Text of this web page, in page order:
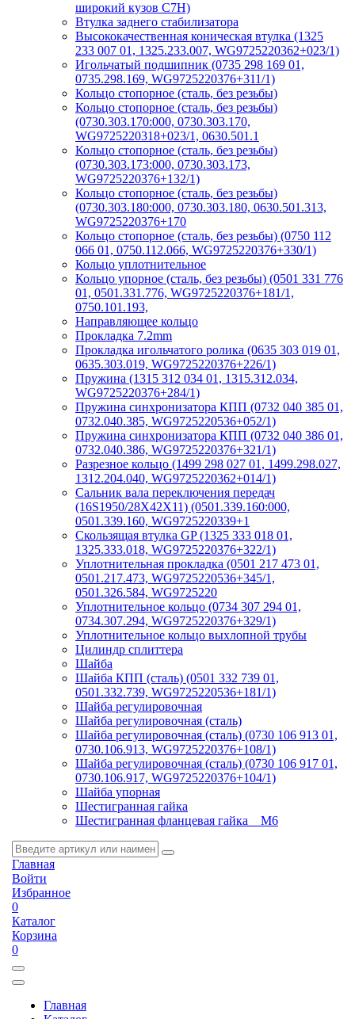
широкий кузов C7H)
Втулка заднего стабилизатора
Высококачественная коническая втулка (1325
233 007 01, 1325.233.007, WG9725220362+023/1)
Игольчатый подшипник (0735 298 169 01,
0735.298.169, WG9725220376+311/1)
Кольцо стопорное (сталь, без резьбы)
Кольцо стопорное (сталь, без резьбы)
(0730.303.170:000, 0730.303.170,
WG9725220318+023/1, 0630.501.1
Кольцо стопорное (сталь, без резьбы)
(0730.303.173:000, 0730.303.173,
WG9725220376+132/1)
Кольцо стопорное (сталь, без резьбы)
(0730.303.180:000, 0730.303.180, 0630.501.313,
WG9725220376+170
Кольцо стопорное (сталь, без резьбы) (0750 112
066 01, 0750.112.066, WG9725220376+330/1)
Кольцо уплотнительное
Кольцо упорное (сталь, без резьбы) (0501 331 776
01, 0501.331.776, WG9725220376+181/1,
0750.101.193,
Направляющее кольцо
Прокладка 7.2mm
Прокладка игольчатого ролика (0635 303 019 01,
0635.303.019, WG9725220376+226/1)
Пружина (1315 312 034 01, 1315.312.034,
WG9725220376+284/1)
Пружина синхронизатора КПП (0732 040 385 01,
0732.040.385, WG9725220536+052/1)
Пружина синхронизатора КПП (0732 040 386 01,
0732.040.386, WG9725220376+321/1)
Разрезное кольцо (1499 298 027 01, 1499.298.027,
1312.204.040, WG9725220362+014/1)
Сальник вала переключения передач
(16S1950/28X42X11) (0501.339.160:000,
0501.339.160, WG9725220339+1
Скользящая втулка GP (1325 333 018 01,
1325.333.018, WG9725220376+322/1)
Уплотнительная прокладка (0501 217 473 01,
0501.217.473, WG9725220536+345/1,
0501.326.584, WG9725220
Уплотнительное кольцо (0734 307 294 01,
0734.307.294, WG9725220376+329/1)
Уплотнительное кольцо выхлопной трубы
Цилиндр сплиттера
Шайба
Шайба КПП (сталь) (0501 332 739 01,
0501.332.739, WG9725220536+181/1)
Шайба регулировочная
Шайба регулировочная (сталь)
Шайба регулировочная (сталь) (0730 106 913 01,
0730.106.913, WG9725220376+108/1)
Шайба регулировочная (сталь) (0730 106 917 01,
0730.106.917, WG9725220376+104/1)
Шайба упорная
Шестигранная гайка
Шестигранная фланцевая гайка _ M6
Главная
Войти
Избранное
0
Каталог
Корзина
0
Главная